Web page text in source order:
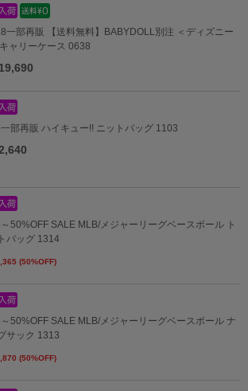
一部再販 【送料無料】BABYDOLL別注 ＜ディズニー
ャリーケース 0638
部再販 ハイキュー!! ニットバッグ 1103
50%OFF SALE MLB/メジャーリーグベースボール ト
バッグ 1314
(50%OFF)
50%OFF SALE MLB/メジャーリーグベースボール ナ
サック 1313
(50%OFF)